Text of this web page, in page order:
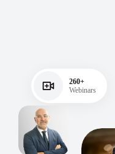
260+
Webinars